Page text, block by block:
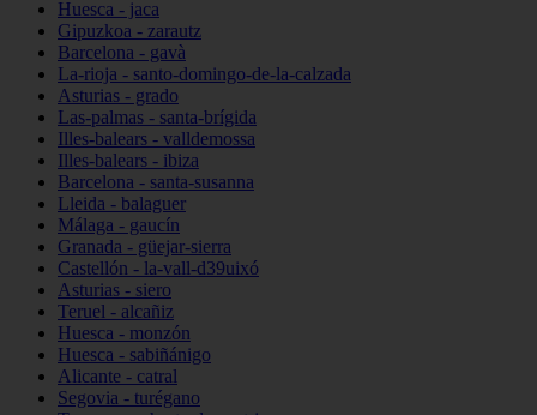
Huesca - jaca
Gipuzkoa - zarautz
Barcelona - gavà
La-rioja - santo-domingo-de-la-calzada
Asturias - grado
Las-palmas - santa-brígida
Illes-balears - valldemossa
Illes-balears - ibiza
Barcelona - santa-susanna
Lleida - balaguer
Málaga - gaucín
Granada - güejar-sierra
Castellón - la-vall-d39uixó
Asturias - siero
Teruel - alcañiz
Huesca - monzón
Huesca - sabiñánigo
Alicante - catral
Segovia - turégano